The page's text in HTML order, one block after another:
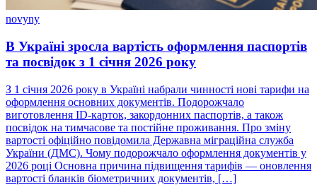
novyny
В Україні зросла вартість оформлення паспортів
та посвідок з 1 січня 2026 року
З 1 січня 2026 року в Україні набрали чинності нові тарифи на
оформлення основних документів. Подорожчало
виготовлення ID-карток, закордонних паспортів, а також
посвідок на тимчасове та постійне проживання. Про зміну
вартості офіційно повідомила Державна міграційна служба
України (ДМС). Чому подорожчало оформлення документів у
2026 році Основна причина підвищення тарифів — оновлення
вартості бланків біометричних документів, […]